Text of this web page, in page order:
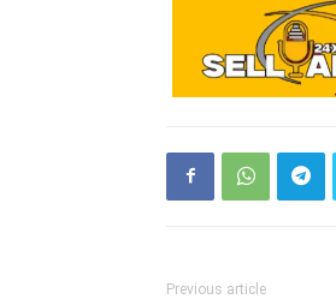
Previous article